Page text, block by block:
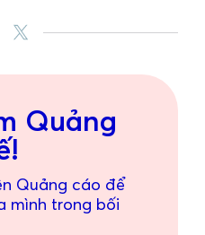
Quảng
Quảng cáo để
mình trong bối